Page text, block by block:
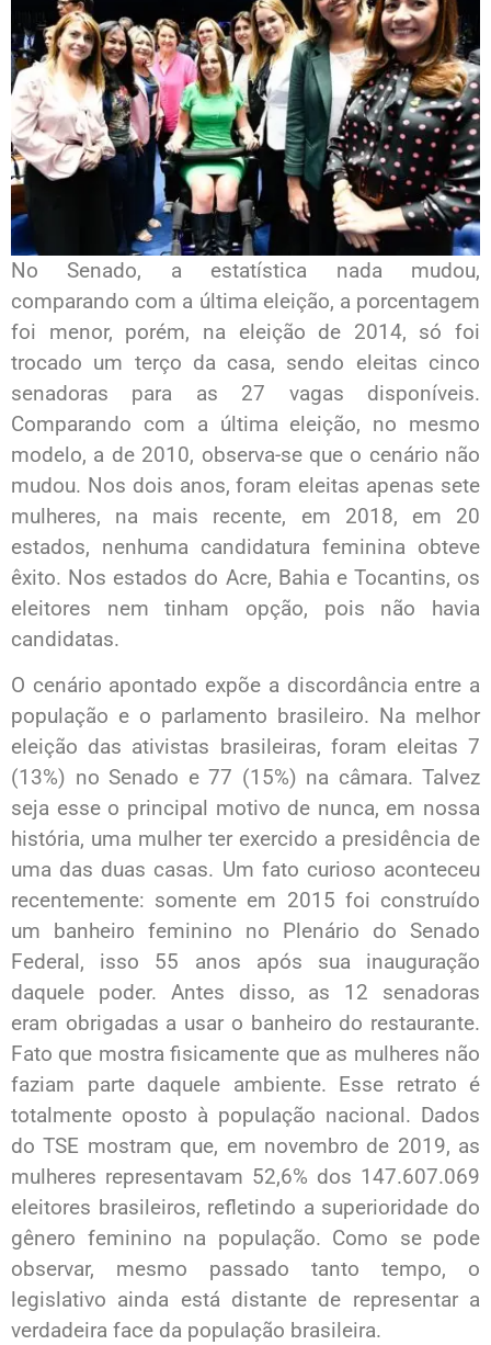
No Senado, a estatística nada mudou,
comparando com a última eleição, a porcentagem
foi menor, porém, na eleição de 2014, só foi
trocado um terço da casa, sendo eleitas cinco
senadoras para as 27 vagas disponíveis.
Comparando com a última eleição, no mesmo
modelo, a de 2010, observa-se que o cenário não
mudou. Nos dois anos, foram eleitas apenas sete
mulheres, na mais recente, em 2018, em 20
estados, nenhuma candidatura feminina obteve
êxito. Nos estados do Acre, Bahia e Tocantins, os
eleitores nem tinham opção, pois não havia
candidatas.
O cenário apontado expõe a discordância entre a
população e o parlamento brasileiro. Na melhor
eleição das ativistas brasileiras, foram eleitas 7
(13%) no Senado e 77 (15%) na câmara. Talvez
seja esse o principal motivo de nunca, em nossa
história, uma mulher ter exercido a presidência de
uma das duas casas. Um fato curioso aconteceu
recentemente: somente em 2015 foi construído
um banheiro feminino no Plenário do Senado
Federal, isso 55 anos após sua inauguração
daquele poder. Antes disso, as 12 senadoras
eram obrigadas a usar o banheiro do restaurante.
Fato que mostra fisicamente que as mulheres não
faziam parte daquele ambiente. Esse retrato é
totalmente oposto à população nacional. Dados
do TSE mostram que, em novembro de 2019, as
mulheres representavam 52,6% dos 147.607.069
eleitores brasileiros, refletindo a superioridade do
gênero feminino na população. Como se pode
observar, mesmo passado tanto tempo, o
legislativo ainda está distante de representar a
verdadeira face da população brasileira.